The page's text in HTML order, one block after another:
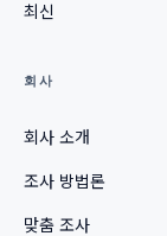
최신
회사
회사 소개
조사 방법론
맞춤 조사